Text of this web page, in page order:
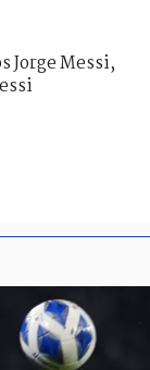
Jorge Messi,